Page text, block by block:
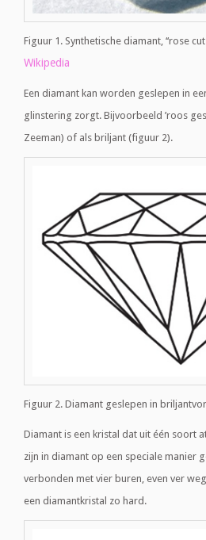
Figuur 1. Synthetische diamant, ‘‘rose
Wikipedia
Een diamant kan worden geslepen in
glinstering zorgt. Bijvoorbeeld ’roos
Zeeman) of als briljant (figuur 2).
Figuur 2. Diamant geslepen in
Diamant is een kristal dat uit één soort
zijn in diamant op een speciale manier
verbonden met vier buren, even ver
een diamantkristal zo hard.